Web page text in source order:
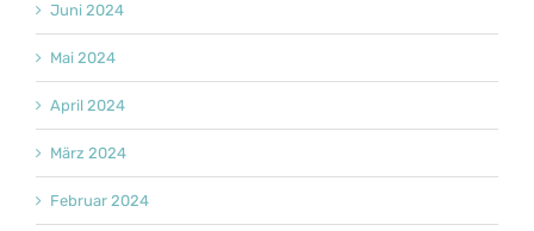
Juni 2024
Mai 2024
April 2024
März 2024
Februar 2024